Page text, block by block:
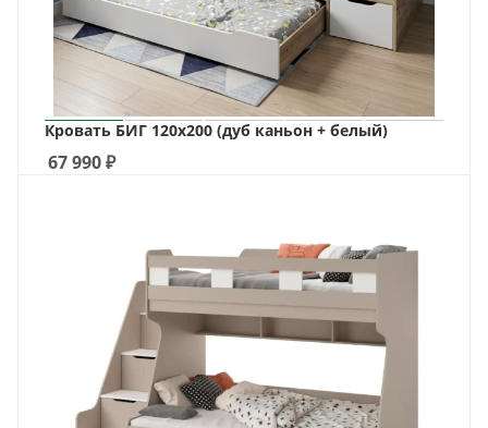
Кровать БИГ 120х200 (дуб каньон + белый)
67 990₽